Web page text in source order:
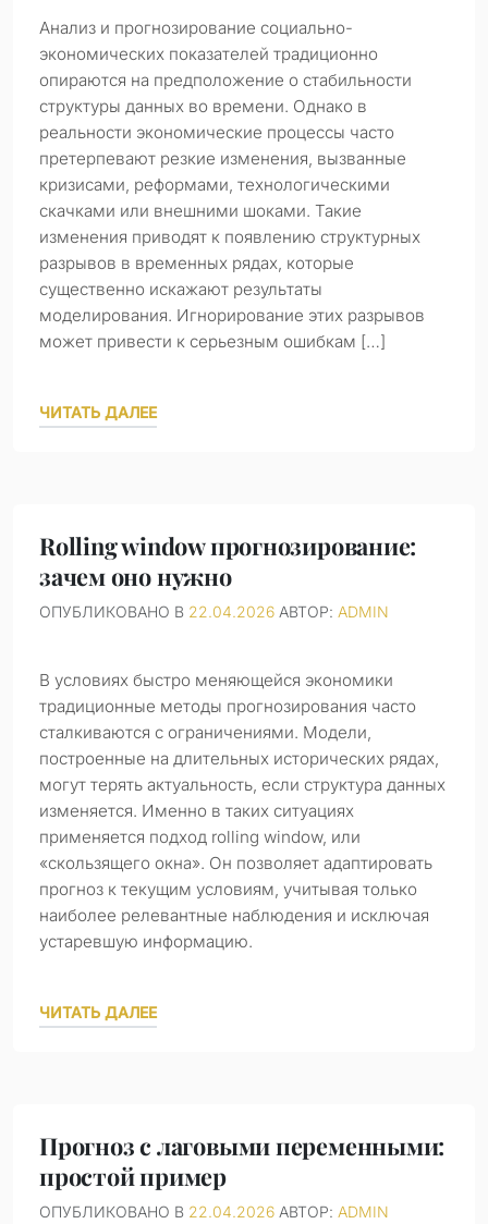
Анализ и прогнозирование социально-
экономических показателей традиционно
опираются на предположение о стабильности
структуры данных во времени. Однако в
реальности экономические процессы часто
претерпевают резкие изменения, вызванные
кризисами, реформами, технологическими
скачками или внешними шоками. Такие
изменения приводят к появлению структурных
разрывов в временных рядах, которые
существенно искажают результаты
моделирования. Игнорирование этих разрывов
может привести к серьезным ошибкам […]
ЧИТАТЬ ДАЛЕЕ
Rolling window прогнозирование:
зачем оно нужно
ОПУБЛИКОВАНО В 22.04.2026 АВТОР: ADMIN
В условиях быстро меняющейся экономики
традиционные методы прогнозирования часто
сталкиваются с ограничениями. Модели,
построенные на длительных исторических рядах,
могут терять актуальность, если структура данных
изменяется. Именно в таких ситуациях
применяется подход rolling window, или
«скользящего окна». Он позволяет адаптировать
прогноз к текущим условиям, учитывая только
наиболее релевантные наблюдения и исключая
устаревшую информацию.
ЧИТАТЬ ДАЛЕЕ
Прогноз с лаговыми переменными:
простой пример
ОПУБЛИКОВАНО В 22.04.2026 АВТОР: ADMIN